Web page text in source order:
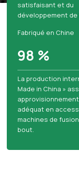
satisfaisant et du
développement de
Fabriqué en Chine
98 %
La production
Made in China »
approvisionnement
adéquat en
machines de
bout.